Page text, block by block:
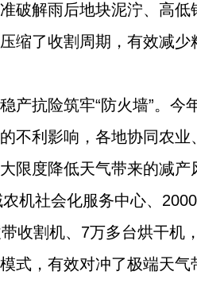
破解雨后地块泥泞、高
缩了收割周期，有效减
产抗险筑牢“防火墙”。
不利影响，各地协同农
限度降低天气带来的减
机社会化服务中心、
收割机、7万多台烘干机
式，有效对冲了极端天